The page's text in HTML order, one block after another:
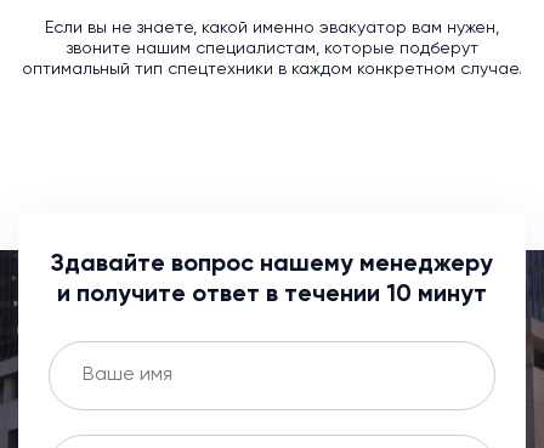
Если вы не знаете, какой именно эвакуатор вам нужен,
звоните нашим специалистам, которые подберут
оптимальный тип спецтехники в каждом конкретном случае.
Здавайте вопрос нашему менеджеру
и получите ответ в течении 10 минут